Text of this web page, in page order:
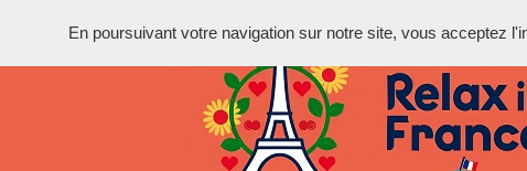
En poursuivant votre navigation sur notre site, vous acceptez